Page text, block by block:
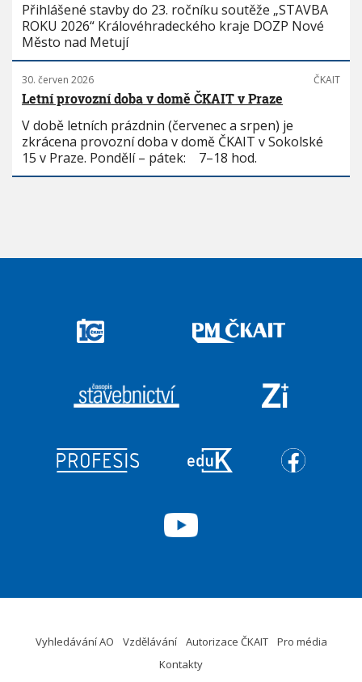
Přihlášené stavby do 23. ročníku soutěže „STAVBA
ROKU 2026“ Královéhradeckého kraje DOZP Nové
Město nad Metují
30. červen 2026 ČKAIT
Letní provozní doba v domě ČKAIT v Praze
V době letních prázdnin (červenec a srpen) je
zkrácena provozní doba v domě ČKAIT v Sokolské
15 v Praze. Pondělí – pátek: 7–18 hod.
Vyhledávání AO Vzdělávání Autorizace ČKAIT
Pro média
Kontakty